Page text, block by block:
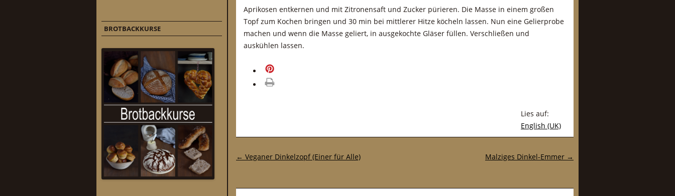
Aprikosen entkernen und mit Zitronensaft und Zucker pürieren. Die Masse in einem großen
Topf zum Kochen bringen und 30 min bei mittlerer Hitze köcheln lassen. Nun eine Gelierprobe
machen und wenn die Masse geliert, in ausgekochte Gläser füllen. Verschließen und
auskühlen lassen.
Lies auf:
English (UK)
Post-Navigation
← Veganer Dinkelzopf (Einer für Alle) Malziges Dinkel-Emmer →
BROTBACKKURSE